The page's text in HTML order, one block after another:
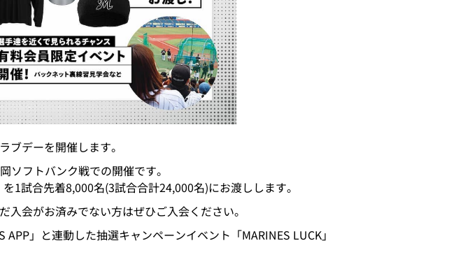
ブデーを開催します。
ソフトバンク戦での開催です。
1試合先着8,000名(3試合合計24,000名)にお渡しします。
会がお済みでない方はぜひご入会ください。
」と連動した抽選キャンペーンイベント「MARINES LUCK」